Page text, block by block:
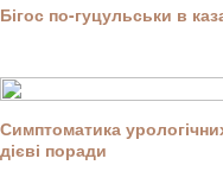
Бігос по-гуцульськи в
Симптоматика
дієві поради